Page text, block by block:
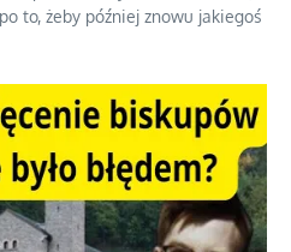
to, żeby później znowu jakiegoś